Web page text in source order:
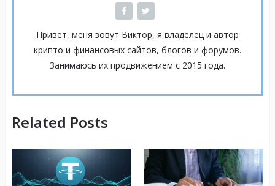
Привет, меня зовут Виктор, я владелец и автор
крипто и финансовых сайтов, блогов и форумов.
Занимаюсь их продвижением с 2015 года.
Related Posts